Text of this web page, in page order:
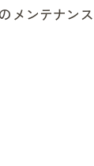
メンテナン